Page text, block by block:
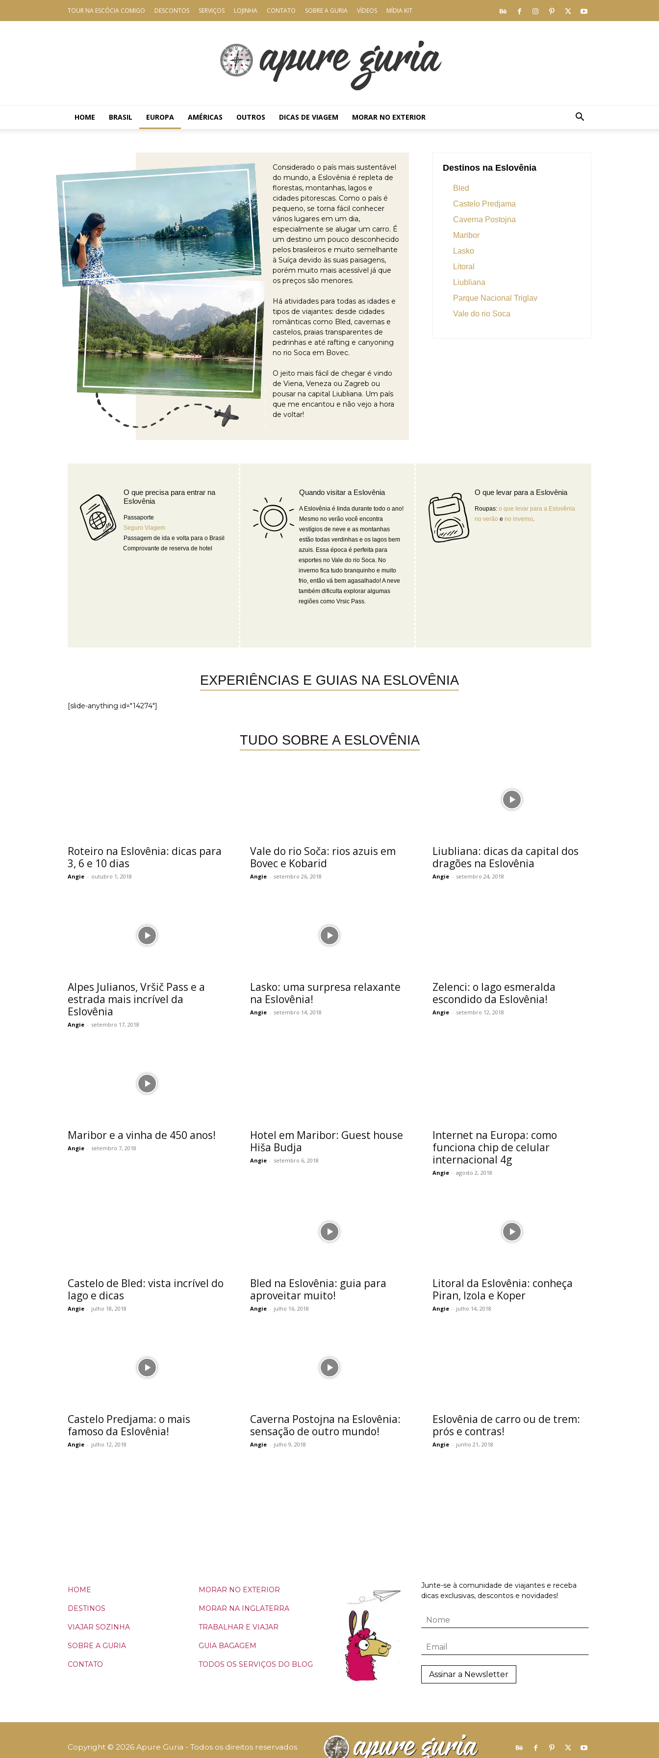
TOUR NA ESCÓCIA COMIGO DESCONTOS SERVIÇOS LOJINHA CONTATO SOBRE A GURIA VÍDEOS MÍDIA KIT
Guria
HOME BRASIL EUROPA AMÉRICAS OUTROS DICAS DE VIAGEM MORAR NO EXTERIOR
Considerado o país mais sustentável
do mundo, a Eslovênia é repleta de
florestas, montanhas, lagos e
cidades pitorescas. Como o país é
pequeno, se torna fácil conhecer
vários lugares em um dia,
especialmente se alugar um carro. É
um destino um pouco desconhecido
pelos brasileiros e muito semelhante
à Suíça devido às suas paisagens,
porém muito mais acessível já que
os preços são menores.
Há atividades para todas as idades e
tipos de viajantes: desde cidades
românticas como Bled, cavernas e
castelos, praias transparentes de
pedrinhas e até rafting e canyoning
no rio Soca em Bovec.
O jeito mais fácil de chegar é vindo
de Viena, Veneza ou Zagreb ou
pousar na capital Liubliana. Um país
que me encantou e não vejo a hora
de voltar!
Destinos na Eslovênia
Bled
Castelo Predjama
Caverna Postojna
Maribor
Lasko
Litoral
Liubliana
Parque Nacional Triglav
Vale do rio Soca
O que precisa para entrar na
Eslovênia
Passaporte
Seguro Viagem
Passagem de ida e volta para o Brasil
Comprovante de reserva de hotel
Quando visitar a Eslovênia
A Eslovênia é linda durante todo o ano!
Mesmo no verão você encontra
vestígios de neve e as montanhas
estão todas verdinhas e os lagos bem
azuis. Essa época é perfeita para
esportes no Vale do rio Soca. No
inverno fica tudo branquinho e muito
frio, então vá bem agasalhado! A neve
também dificulta explorar algumas
regiões como Vrsic Pass.
O que levar para a Eslovênia
Roupas: o que levar para a Eslovênia
no verão e no inverno.
EXPERIÊNCIAS E GUIAS NA ESLOVÊNIA
[slide-anything id="14274"]
TUDO SOBRE A ESLOVÊNIA
Roteiro na Eslovênia: dicas para
3, 6 e 10 dias
Angie - outubro 1, 2018
Vale do rio Soča: rios azuis em
Bovec e Kobarid
Angie - setembro 26, 2018
Liubliana: dicas da capital dos
dragões na Eslovênia
Angie - setembro 24, 2018
Alpes Julianos, Vršič Pass e a
estrada mais incrível da
Eslovênia
Angie - setembro 17, 2018
Lasko: uma surpresa relaxante
na Eslovênia!
Angie - setembro 14, 2018
Zelenci: o lago esmeralda
escondido da Eslovênia!
Angie - setembro 12, 2018
Maribor e a vinha de 450 anos!
Angie - setembro 7, 2018
Hotel em Maribor: Guest house
Hiša Budja
Angie - setembro 6, 2018
Internet na Europa: como
funciona chip de celular
internacional 4g
Angie - agosto 2, 2018
Castelo de Bled: vista incrível do
lago e dicas
Angie - julho 18, 2018
Bled na Eslovênia: guia para
aproveitar muito!
Angie - julho 16, 2018
Litoral da Eslovênia: conheça
Piran, Izola e Koper
Angie - julho 14, 2018
Castelo Predjama: o mais
famoso da Eslovênia!
Angie - julho 12, 2018
Caverna Postojna na Eslovênia:
sensação de outro mundo!
Angie - julho 9, 2018
Eslovênia de carro ou de trem:
prós e contras!
Angie - junho 21, 2018
HOME
DESTINOS
VIAJAR SOZINHA
SOBRE A GURIA
CONTATO
MORAR NO EXTERIOR
MORAR NA INGLATERRA
TRABALHAR E VIAJAR
GUIA BAGAGEM
TODOS OS SERVIÇOS DO BLOG
Junte-se à comunidade de viajantes e receba
dicas exclusivas, descontos e novidades!
Copyright © 2026 Apure Guria - Todos os direitos reservados